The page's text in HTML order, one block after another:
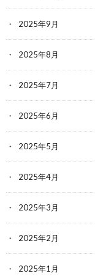
2025年9月
2025年8月
2025年7月
2025年6月
2025年5月
2025年4月
2025年3月
2025年2月
2025年1月